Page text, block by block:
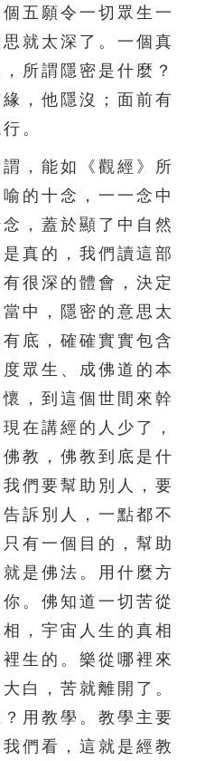
五願令一切眾生一
就太深了。一個真
所謂隱密是什麼？
，他隱沒；面前有
。
，能如《觀經》所
的十念，一一念中
，蓋於顯了中自然
真的，我們讀這部
很深的體會，決定
中，隱密的意思太
底，確確實實包含
眾生、成佛道的本
，到這個世間來幹
在講經的人少了，
教，佛教到底是什
們要幫助別人，要
訴別人，一點都不
有一個目的，幫助
是佛法。用什麼方
。佛知道一切苦從
，宇宙人生的真相
生的。樂從哪裡來
白，苦就離開了。
用教學。教學主要
們看，這就是經教